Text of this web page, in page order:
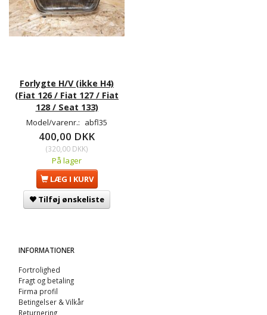
Forlygte H/V (ikke H4)
(Fiat 126 / Fiat 127 / Fiat
128 / Seat 133)
Model/varenr.: abfl35
400,00 DKK
(320,00 DKK)
På lager
LÆG I KURV
Tilføj ønskeliste
INFORMATIONER
Fortrolighed
Fragt og betaling
Firma profil
Betingelser & Vilkår
Returnering